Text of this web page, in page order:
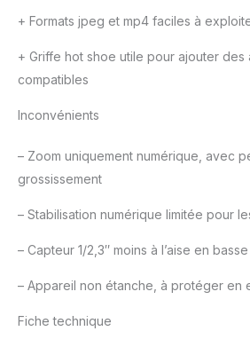
+ Formats jpeg et mp4 faciles à
+ Griffe hot shoe utile pour ajouter des
compatibles
Inconvénients
– Zoom uniquement numérique, avec
grossissement
– Stabilisation numérique limitée pour
– Capteur 1/2,3″ moins à l’aise en
– Appareil non étanche, à protéger en
Fiche technique